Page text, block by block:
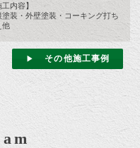
工内容】
塗装・外壁塗装・コーキング打ち
他
その他施工事例